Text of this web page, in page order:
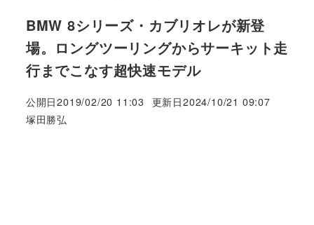
BMW 8シリーズ・カブリオレが新登
場。ロングツーリングからサーキット走
行までこなす超快速モデル
公開日2019/02/20 11:03 更新日2024/10/21 09:07
著
塚田勝弘